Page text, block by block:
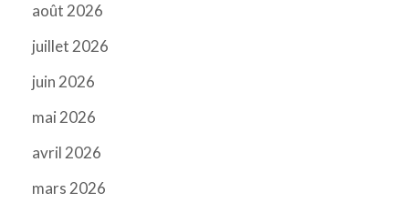
août 2026
juillet 2026
juin 2026
mai 2026
avril 2026
mars 2026